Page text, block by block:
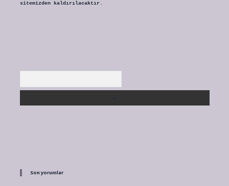
sitemizden kaldırılacaktır.
Son yorumlar